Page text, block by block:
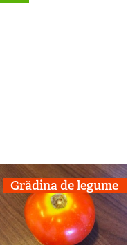
Grădina de legume